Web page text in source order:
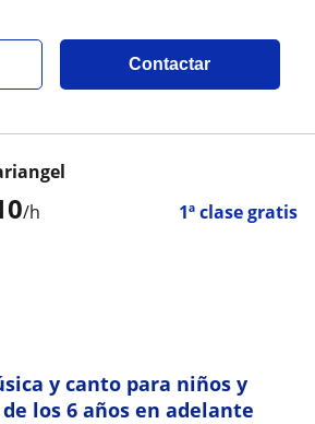
Contactar
/h 1ª clase gratis
y canto para niños y
los 6 años en adelante